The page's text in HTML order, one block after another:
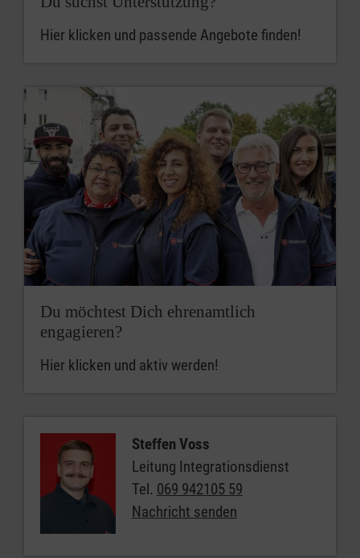
Hier klicken und passende Angebote finden!
Du möchtest Dich ehrenamtlich
engagieren?
Hier klicken und aktiv werden!
Steffen Voss
Leitung Integrationsdienst
Tel. 069 942105 59
Nachricht senden